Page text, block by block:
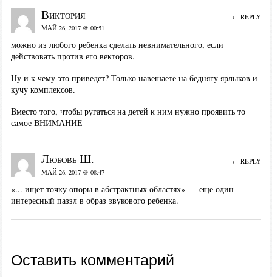
Виктория
МАЙ 26, 2017 @ 00:51
можно из любого ребенка сделать невнимательного, если
действовать против его векторов.
Ну и к чему это приведет? Только навешаете на беднягу ярлыков и
кучу комплексов.
Вместо того, чтобы ругаться на детей к ним нужно проявить то
самое ВНИМАНИЕ
← REPLY
Любовь Ш.
МАЙ 26, 2017 @ 08:47
«... ищет точку опоры в абстрактных областях» — еще один
интересный паззл в образ звукового ребенка.
← REPLY
Оставить комментарий